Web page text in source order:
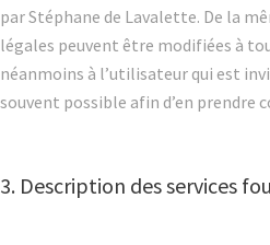
par Stéphane de Lavalette. De la
légales peuvent être modifiées à
néanmoins à l’utilisateur qui est
souvent possible afin d’en prendre
3. Description des services